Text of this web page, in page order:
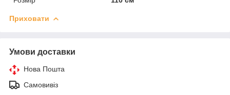
Приховати
Умови доставки
Нова Пошта
Самовивіз